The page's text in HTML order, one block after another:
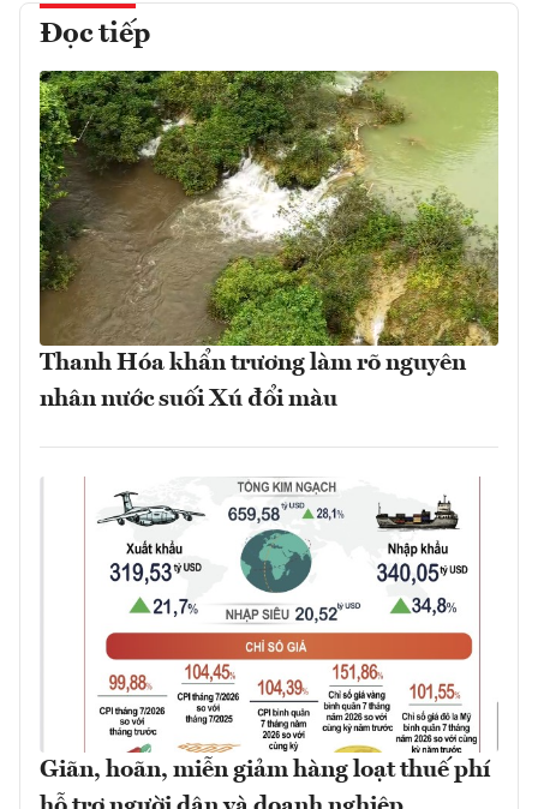
Đọc tiếp
Thanh Hóa khẩn trương làm rõ nguyên
nhân nước suối Xú đổi màu
Giãn, hoãn, miễn giảm hàng loạt thuế phí